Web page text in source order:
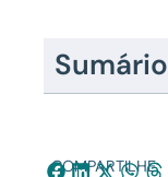
Sumário
COMPARTILHE: